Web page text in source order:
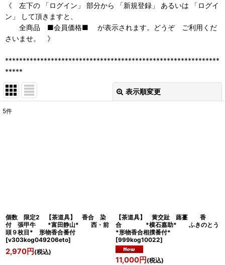
《 左下の 「ログイン」 部分から 「新規登録」 あるいは 「ログイ
ン」 して頂きますと、
全商品 ■会員価格■ が表示されます。どうぞ ご利用くだ
さいませ。 》
*************************************************************
*****
表示順変更
5件
個数 限定2 【茶道具】 香合 染
付 張甲牛 *富田静山* 西・前
頭９枚目* 形物香合番付
[v303kog049206eto]
2,970円 (税込)
【茶道具】 黄交趾 蕗薹 香
合 *横石嘉助* ふきのとう
*形物香合相撲番付*
[999kog10022]
11,000円 (税込)